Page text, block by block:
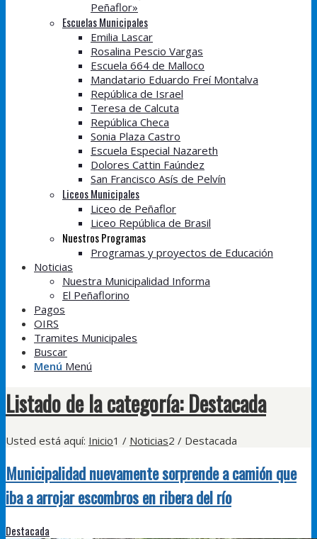
Peñaflor»
Escuelas Municipales
Emilia Lascar
Rosalina Pescio Vargas
Escuela 664 de Malloco
Mandatario Eduardo Freí Montalva
República de Israel
Teresa de Calcuta
República Checa
Sonia Plaza Castro
Escuela Especial Nazareth
Dolores Cattin Faúndez
San Francisco Asís de Pelvín
Liceos Municipales
Liceo de Peñaflor
Liceo República de Brasil
Nuestros Programas
Programas y proyectos de Educación
Noticias
Nuestra Municipalidad Informa
El Peñaflorino
Pagos
OIRS
Tramites Municipales
Buscar
Menú Menú
Listado de la categoría: Destacada
Usted está aquí: Inicio1 / Noticias2 / Destacada
Municipalidad nuevamente sorprende a camión que
iba a arrojar escombros en ribera del río
Destacada